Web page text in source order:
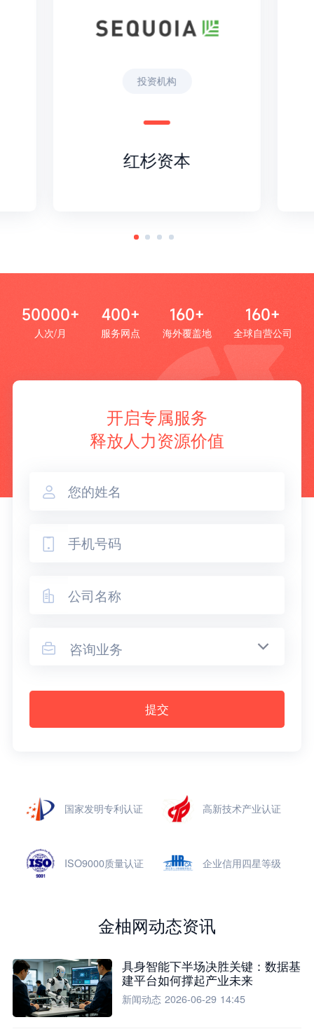
投资机构
红杉资本
50000+
人次/月
400+
服务网点
160+
海外覆盖地
160+
全球自营公司
开启专属服务
释放人力资源价值



 咨询业务
提交
国家发明专利认证 高新技术产业认证
ISO9000质量认证 企业信用四星等级
金柚网动态资讯
具身智能下半场决胜关键：数据基
建平台如何撑起产业未来
新闻动态 2026-06-29 14:45